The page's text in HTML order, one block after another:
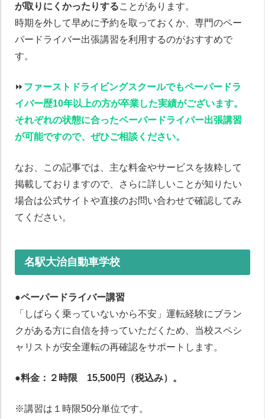
が取りにくかったりすることがあります。
時期を外して早めに予約を取っておくか、専門のペー
パードライバー出張講習を利用するのがおすすめで
す。
⏩️ファーストドライビングスクールでもペーパードラ
イバー歴10年以上の方が卒業した実績がございます。
それぞれの状態に合ったペーパードライバー出張講習
が可能ですので、ぜひご相談ください。
なお、この記事では、主な料金やサービスを抜粋して
掲載しておりますので、さらに詳しいことが知りたい
場合は公式サイトや直接のお問い合わせで確認してみ
てください。
名駅大治自動車学校
●ペーパードライバー講習
「しばらく乗っていないから不安」運転経験にブラン
クがある方に自信を持っていただくため、当校スペシ
ャリストが安全運転の再確認をサポートします。
●料金：２時限 15,500円（税込み）。
※講習は１時限50分単位です。